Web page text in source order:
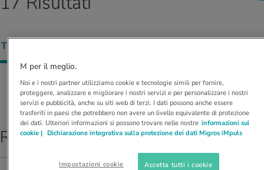
nutritive
D’ATTUALITÀ NELL’AMBITO ALIMENTAZIONE
Calcolatore BMI
D’ATTUALITÀ NELL’AMBITO MOVIMENTO
Calcola il consumo calorico
D’ATTUALITÀ NELL’AMBITO RILASSAMENTO
Lavoro e salute
fisici
mediche
D’ATTUALITÀ NELL’AMBITO MEDICINA
Abbassare la pressione sanguigna
D’ATTUALITÀ NELL’AMBITO SERVIZIO
Tool, test e quiz
TUTTI (
Ordina per: RILEVANZA
Risultati top
M per il meglio.
Noi e i nostri partner utilizziamo cookie e tecnologie simili per fornire,
proteggere, analizzare e migliorare i nostri servizi e per personalizzare i nostri
servizi e pubblicità, anche su siti web di terzi. I dati possono anche essere
trasferiti in paesi che potrebbero non avere un livello equivalente di protezione
dei dati. Ulteriori informazioni si possono trovare nelle nostre informazioni sui
cookie | Dichiarazione integrativa sulla protezione dei dati Migros iMpuls
Impostazioni cookie Accetta tutti i cookie